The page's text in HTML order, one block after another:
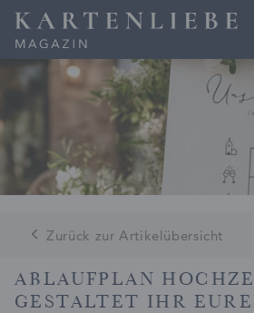
Skip
content
Zurück zur Artikelübersicht
ABLAUFPLAN
GESTALTET IHR